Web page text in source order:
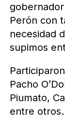
Perón con
necesidad
supimos
Pacho
Piumato,
entre otros.